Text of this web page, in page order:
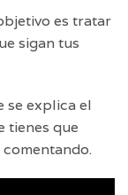
es tratar
sigan tus
se explica el
tienes que